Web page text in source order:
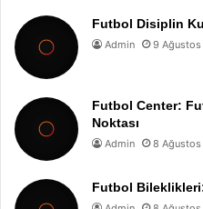
Futbol Disiplin
Admin 9
Futbol Center:
Noktası
Admin 8
Futbol Bileklikleri: